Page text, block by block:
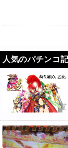
人気のパチンコ